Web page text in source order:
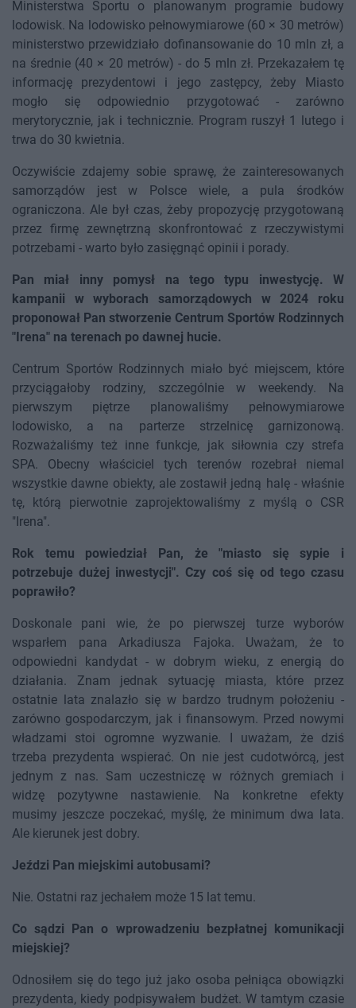
Ministerstwa Sportu o planowanym programie budowy
lodowisk. Na lodowisko pełnowymiarowe (60 × 30 metrów)
ministerstwo przewidziało dofinansowanie do 10 mln zł, a
na średnie (40 × 20 metrów) - do 5 mln zł. Przekazałem tę
informację prezydentowi i jego zastępcy, żeby Miasto
mogło się odpowiednio przygotować - zarówno
merytorycznie, jak i technicznie. Program ruszył 1 lutego i
trwa do 30 kwietnia.
Oczywiście zdajemy sobie sprawę, że zainteresowanych
samorządów jest w Polsce wiele, a pula środków
ograniczona. Ale był czas, żeby propozycję przygotowaną
przez firmę zewnętrzną skonfrontować z rzeczywistymi
potrzebami - warto było zasięgnąć opinii i porady.
Pan miał inny pomysł na tego typu inwestycję. W
kampanii w wyborach samorządowych w 2024 roku
proponował Pan stworzenie Centrum Sportów Rodzinnych
"Irena" na terenach po dawnej hucie.
Centrum Sportów Rodzinnych miało być miejscem, które
przyciągałoby rodziny, szczególnie w weekendy. Na
pierwszym piętrze planowaliśmy pełnowymiarowe
lodowisko, a na parterze strzelnicę garnizonową.
Rozważaliśmy też inne funkcje, jak siłownia czy strefa
SPA. Obecny właściciel tych terenów rozebrał niemal
wszystkie dawne obiekty, ale zostawił jedną halę - właśnie
tę, którą pierwotnie zaprojektowaliśmy z myślą o CSR
"Irena".
Rok temu powiedział Pan, że "miasto się sypie i
potrzebuje dużej inwestycji". Czy coś się od tego czasu
poprawiło?
Doskonale pani wie, że po pierwszej turze wyborów
wsparłem pana Arkadiusza Fajoka. Uważam, że to
odpowiedni kandydat - w dobrym wieku, z energią do
działania. Znam jednak sytuację miasta, które przez
ostatnie lata znalazło się w bardzo trudnym położeniu -
zarówno gospodarczym, jak i finansowym. Przed nowymi
władzami stoi ogromne wyzwanie. I uważam, że dziś
trzeba prezydenta wspierać. On nie jest cudotwórcą, jest
jednym z nas. Sam uczestniczę w różnych gremiach i
widzę pozytywne nastawienie. Na konkretne efekty
musimy jeszcze poczekać, myślę, że minimum dwa lata.
Ale kierunek jest dobry.
Jeździ Pan miejskimi autobusami?
Nie. Ostatni raz jechałem może 15 lat temu.
Co sądzi Pan o wprowadzeniu bezpłatnej komunikacji
miejskiej?
Odnosiłem się do tego już jako osoba pełniąca obowiązki
prezydenta, kiedy podpisywałem budżet. W tamtym czasie